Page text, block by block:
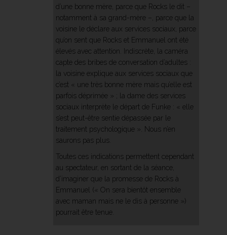
d’une bonne mère, parce que Rocks le dit –
notamment à sa grand-mère –, parce que la
voisine le déclare aux services sociaux, parce
qu’on sent que Rocks et Emmanuel ont été
élevés avec attention. Indiscrète, la caméra
capte des bribes de conversation d’adultes :
la voisine explique aux services sociaux que
c’est « une très bonne mère mais qu’elle est
parfois déprimée » ; la dame des services
sociaux interprète le départ de Funke : « elle
s’est peut-être sentie dépassée par le
traitement psychologique ». Nous n’en
saurons pas plus.
Toutes ces indications permettent cependant
au spectateur, en sortant de la séance,
d’imaginer que la promesse de Rocks à
Emmanuel (« On sera bientôt ensemble
avec maman mais ne le dis à personne »)
pourrait être tenue.